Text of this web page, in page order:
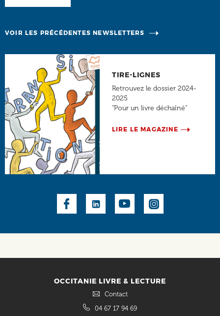
VOIR LES PRÉCÉDENTES NEWSLETTERS
TIRE-LIGNES
Retrouvez le dossier 2024-
2025
"Pour un livre déchaîné"
LIRE LE MAGAZINE
OCCITANIE LIVRE & LECTURE
Contact
04 67 17 94 69